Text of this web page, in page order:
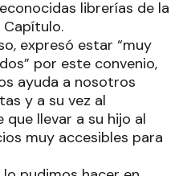
librerías de la
Capítulo.
expresó estar “muy
por este convenio,
ayuda a nosotros
y a su vez al
llevar a su hijo al
muy accesibles para